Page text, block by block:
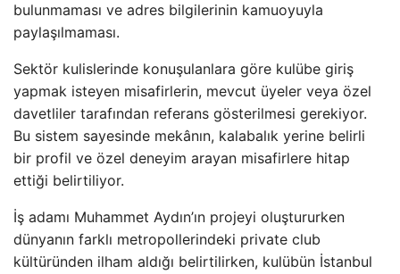
bulunmaması ve adres bilgilerinin kamuoyuyla
paylaşılmaması.
Sektör kulislerinde konuşulanlara göre kulübe giriş
yapmak isteyen misafirlerin, mevcut üyeler veya özel
davetliler tarafından referans gösterilmesi gerekiyor.
Bu sistem sayesinde mekânın, kalabalık yerine belirli
bir profil ve özel deneyim arayan misafirlere hitap
ettiği belirtiliyor.
İş adamı Muhammet Aydın’ın projeyi oluştururken
dünyanın farklı metropollerindeki private club
kültüründen ilham aldığı belirtilirken, kulübün İstanbul